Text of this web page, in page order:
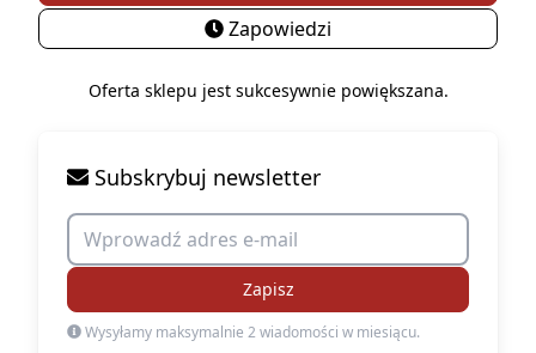
Zapowiedzi
Oferta sklepu jest sukcesywnie powiększana.
Subskrybuj newsletter
Zapisz
Wysyłamy maksymalnie 2 wiadomości w miesiącu.